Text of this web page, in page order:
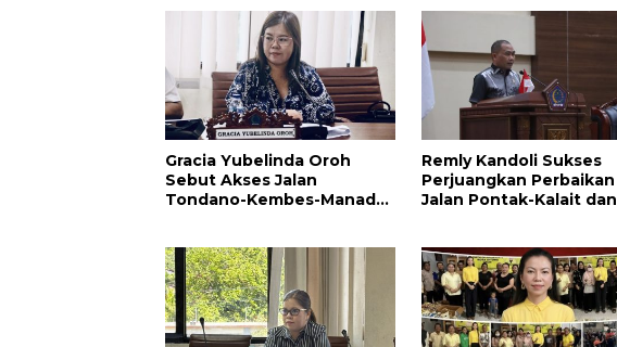
Gracia Yubelinda Oroh
Sebut Akses Jalan
Tondano-Kembes-Manado
Remly Kandoli Sukses
Perjuangkan Perbaikan
Jalan Pontak-Kalait dan